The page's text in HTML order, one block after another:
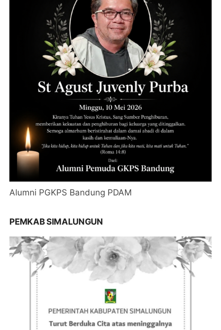
Alumni PGKPS Bandung PDAM
PEMKAB SIMALUNGUN